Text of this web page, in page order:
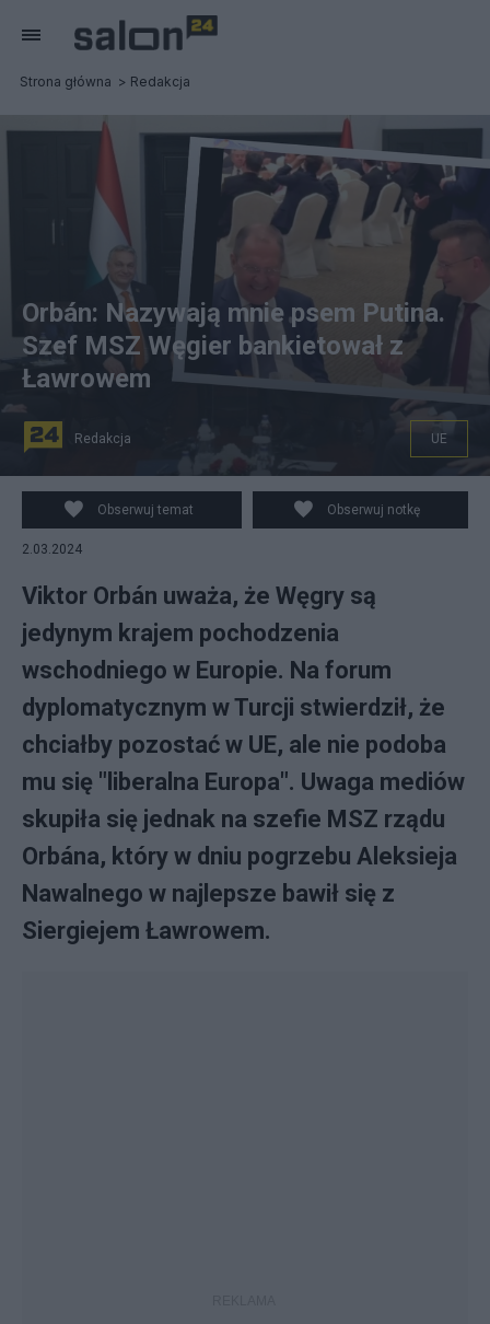
Strona główna Redakcja
fot. PAP/EPA/Canva
Orbán: Nazywają mnie psem Putina.
Szef MSZ Węgier bankietował z
Ławrowem
Redakcja UE
Obserwuj temat Obserwuj notkę
2.03.2024
Viktor Orbán uważa, że Węgry są
jedynym krajem pochodzenia
wschodniego w Europie. Na forum
dyplomatycznym w Turcji stwierdził, że
chciałby pozostać w UE, ale nie podoba
mu się "liberalna Europa". Uwaga mediów
skupiła się jednak na szefie MSZ rządu
Orbána, który w dniu pogrzebu Aleksieja
Nawalnego w najlepsze bawił się z
Siergiejem Ławrowem.